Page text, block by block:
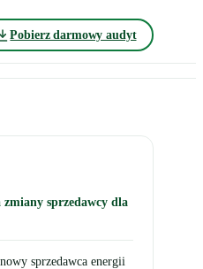
Pobierz darmowy audyt
sprzedawcy dla
sprzedawca energii